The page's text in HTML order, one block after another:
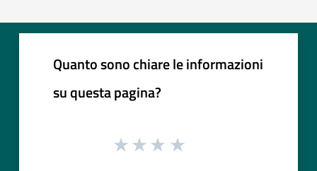
Quanto sono chiare le informazioni
su questa pagina?